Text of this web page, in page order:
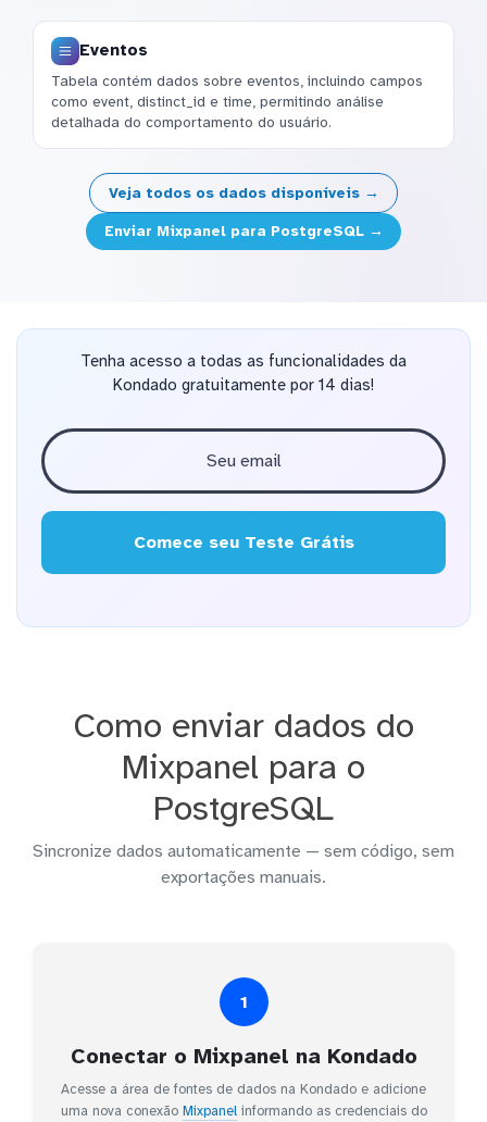
Eventos
Tabela contém dados sobre eventos, incluindo campos
como event, distinct_id e time, permitindo análise
detalhada do comportamento do usuário.
Veja todos os dados disponíveis →
Enviar Mixpanel para PostgreSQL →
Tenha acesso a todas as funcionalidades da
Kondado gratuitamente por 14 dias!
Comece seu Teste Grátis
Como enviar dados do
Mixpanel para o
PostgreSQL
Sincronize dados automaticamente — sem código, sem
exportações manuais.
1
Conectar o Mixpanel na Kondado
Acesse a área de fontes de dados na Kondado e adicione
uma nova conexão Mixpanelinformando as credenciais do